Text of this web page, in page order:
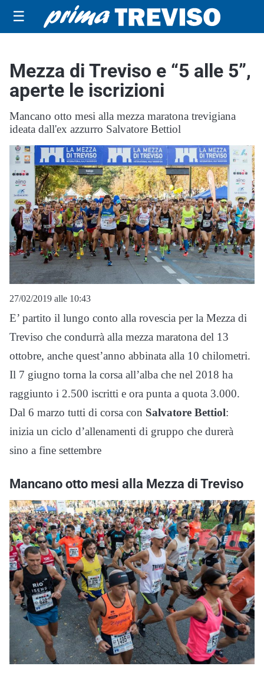
☰
Mezza di Treviso e “5 alle 5”,
aperte le iscrizioni
Mancano otto mesi alla mezza maratona trevigiana
ideata dall'ex azzurro Salvatore Bettiol
27/02/2019 alle 10:43
E’ partito il lungo conto alla rovescia per la Mezza di
Treviso che condurrà alla mezza maratona del 13
ottobre, anche quest’anno abbinata alla 10 chilometri.
Il 7 giugno torna la corsa all’alba che nel 2018 ha
raggiunto i 2.500 iscritti e ora punta a quota 3.000.
Dal 6 marzo tutti di corsa con Salvatore Bettiol:
inizia un ciclo d’allenamenti di gruppo che durerà
sino a fine settembre
Mancano otto mesi alla Mezza di Treviso